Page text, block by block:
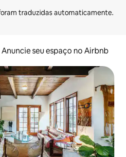
Anuncie seu espaço no Airbnb